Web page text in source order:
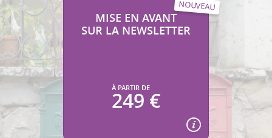
MISE EN AVANT
SUR LA NEWSLETTER
À PARTIR DE
249 €